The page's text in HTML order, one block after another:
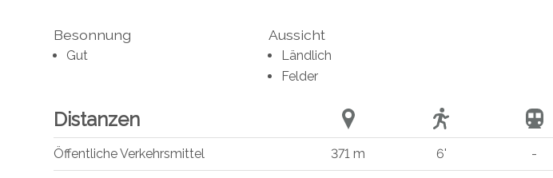
Besonnung
Gut
Aussicht
Ländlich
Felder
Distanzen
Öffentliche Verkehrsmittel 371 m 6' -